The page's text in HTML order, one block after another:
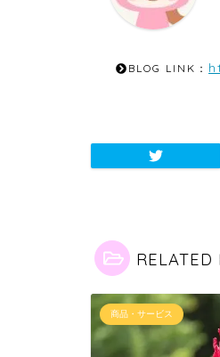
BLOG LINK：
RELATED
商品・サービス